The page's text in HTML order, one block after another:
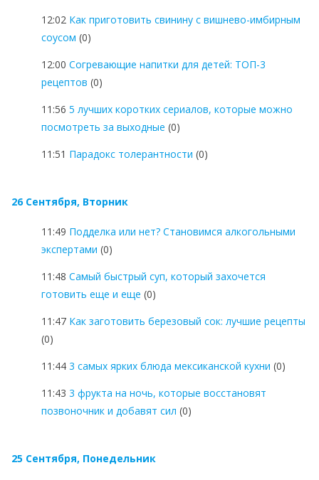
12:02 Как приготовить свинину с вишнево-имбирным
соусом (0)
12:00 Согревающие напитки для детей: ТОП-3
рецептов (0)
11:56 5 лучших коротких сериалов, которые можно
посмотреть за выходные (0)
11:51 Парадокс толерантности (0)
26 Сентября, Вторник
11:49 Подделка или нет? Становимся алкогольными
экспертами (0)
11:48 Самый быстрый суп, который захочется
готовить еще и еще (0)
11:47 Как заготовить березовый сок: лучшие рецепты
(0)
11:44 3 самых ярких блюда мексиканской кухни (0)
11:43 3 фрукта на ночь, которые восстановят
позвоночник и добавят сил (0)
25 Сентября, Понедельник